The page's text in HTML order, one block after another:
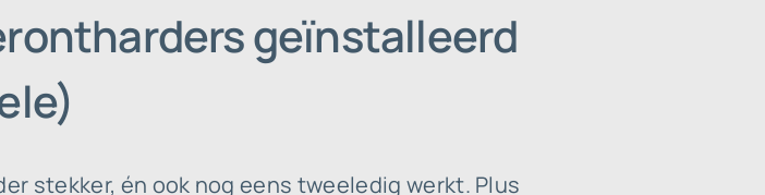
geïnstalleerd
stekker, én ook nog eens tweeledig werkt. Plus